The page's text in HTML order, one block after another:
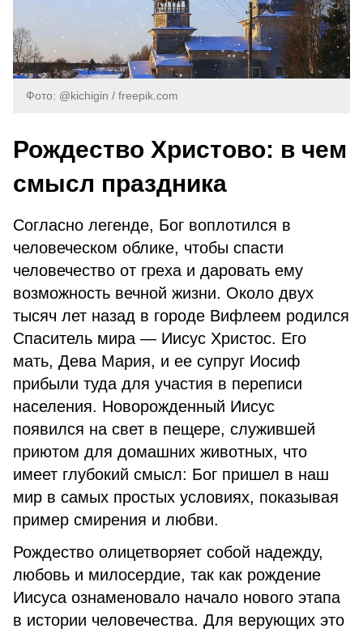
Фото: @kichigin / freepik.com
Рождество Христово: в чем
смысл праздника
Согласно легенде, Бог воплотился в
человеческом облике, чтобы спасти
человечество от греха и даровать ему
возможность вечной жизни. Около двух
тысяч лет назад в городе Вифлеем родился
Спаситель мира — Иисус Христос. Его
мать, Дева Мария, и ее супруг Иосиф
прибыли туда для участия в переписи
населения. Новорожденный Иисус
появился на свет в пещере, служившей
приютом для домашних животных, что
имеет глубокий смысл: Бог пришел в наш
мир в самых простых условиях, показывая
пример смирения и любви.
Рождество олицетворяет собой надежду,
любовь и милосердие, так как рождение
Иисуса ознаменовало начало нового этапа
в истории человечества. Для верующих это